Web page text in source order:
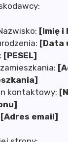
[Imię i
[Data
[PESEL]
kontaktowy:
[Adres email]